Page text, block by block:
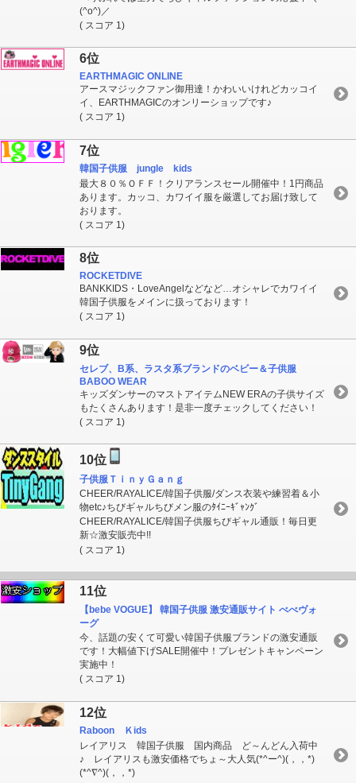
(^o^)／
( スコア 1)
6位
EARTHMAGIC ONLINE
アースマジックファン御用達！かわいいけれどカッコイ
イ、EARTHMAGICのオンリーショップです♪
( スコア 1)
7位
韓国子供服 jungle kids
最大８０％ＯＦＦ！クリアランスセール開催中！1円商品
あります。カッコ、カワイイ服を厳選してお届け致して
おります。
( スコア 1)
8位
ROCKETDIVE
BANKKIDS・LoveAngelなどなど…オシャレでカワイイ
韓国子供服をメインに扱っております！
( スコア 1)
9位
セレブ、B系、ラスタ系ブランドのベビー＆子供服
BABOO WEAR
キッズダンサーのマストアイテムNEW ERAの子供サイズ
もたくさんあります！是非一度チェックしてください！
( スコア 1)
10位
子供服ＴｉｎｙＧａｎｇ
CHEER/RAYALICE/韓国子供服/ダンス衣装や練習着＆小
物etc♪ちびギャルちびメン服のﾀｲﾆｰｷﾞｬﾝｸﾞ
CHEER/RAYALICE/韓国子供服ちびギャル通販！毎日更
新☆激安販売中!!
( スコア 1)
11位
【bebe VOGUE】 韓国子供服 激安通販サイト べべヴォ
ーグ
今、話題の安くて可愛い韓国子供服ブランドの激安通販
です！大幅値下げSALE開催中！プレゼントキャンペーン
実施中！
( スコア 1)
12位
Raboon Ｋids
レイアリス 韓国子供服 国内商品 ど～んどん入荷中
♪ レイアリスも激安価格でちょ～大人気(*^ー^)(，，*)
(*^∇^)(，，*)